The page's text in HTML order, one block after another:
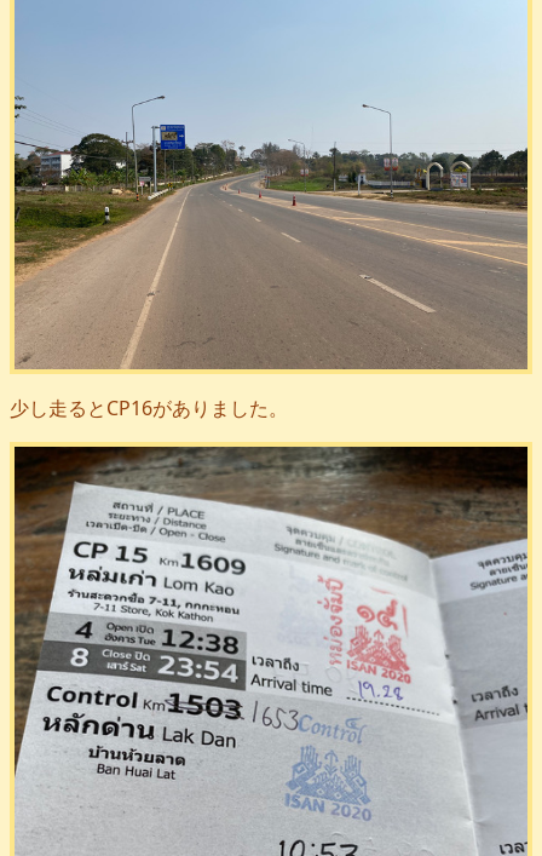
少し走るとCP16がありました。